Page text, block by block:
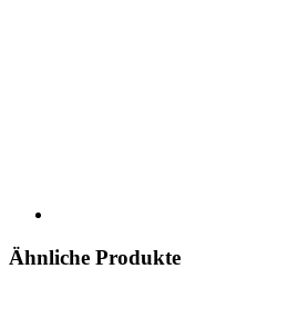
Ähnliche Produkte